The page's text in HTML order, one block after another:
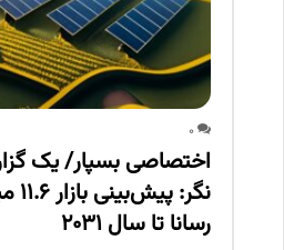
0
اختصاصی بسپار/ یک
رسانا تا سال 2031